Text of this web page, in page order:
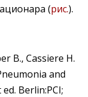
(рис.).
B., Cassiere H.
and
Berlin:PCI;